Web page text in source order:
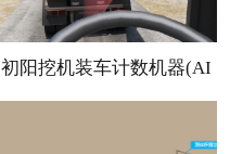
初阳挖机装车计数机器(AI